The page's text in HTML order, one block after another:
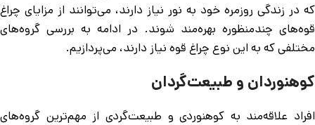
که در زندگی روزمره خود به نور نیاز دارند، می‌توانند از مزایای چراغ
قوه‌های چندمنظوره بهره‌مند شوند. در ادامه به بررسی گروه‌های
مختلفی که به این نوع چراغ قوه نیاز دارند، می‌پردازیم.
کوهنوردان و طبیعت‌گردان
افراد علاقه‌مند به کوهنوردی و طبیعت‌گردی از مهم‌ترین گروه‌های